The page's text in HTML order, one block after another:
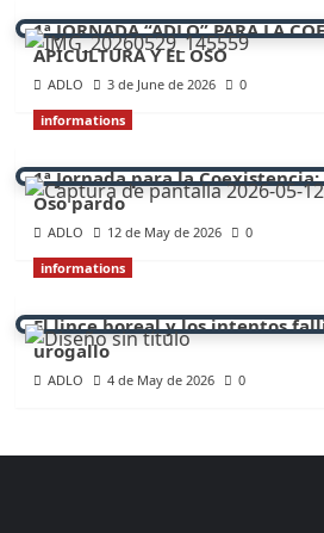
1ª JORNADA “ADLO” PARA LA
APICULTURA Y EL OSO
ADLO 3 de June de 2026
0
informations
1ª Jornada para la
Oso pardo
ADLO 12 de May de 2026
0
informations
El lince boreal y los intentos
urogallo
ADLO 4 de May de 2026 0